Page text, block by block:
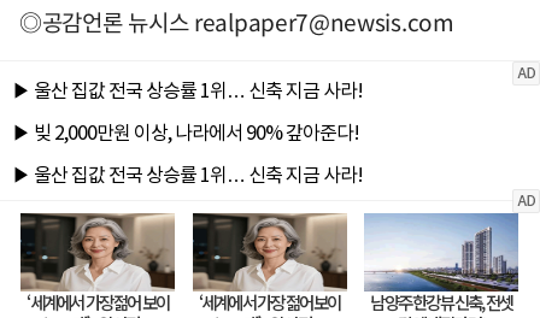
◎공감언론 뉴시스realpaper7@newsis.com